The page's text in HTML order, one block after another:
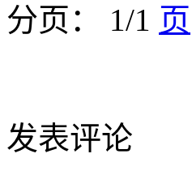
分页： 1/1
发表评论